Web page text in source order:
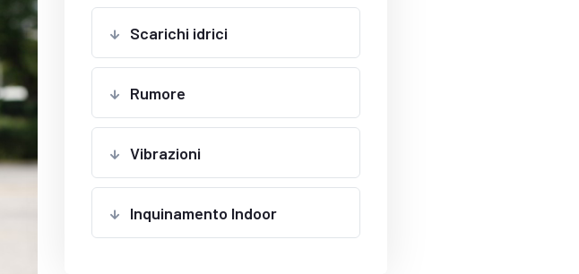
Scarichi idrici
Rumore
Vibrazioni
Inquinamento Indoor